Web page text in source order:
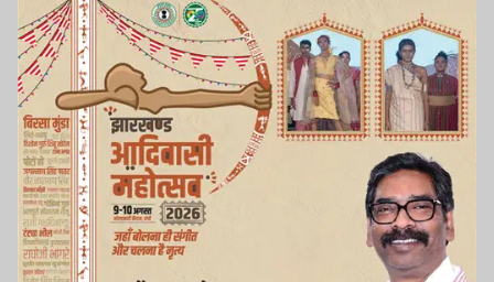
लिमिटेड, शिवा प्रोटेक्शन फोर्स प्राइवेट लिमिटेड,
बलजीत डिटेक्टिव फोर्स, बिरसा सिक्योरिटी एंड
सर्विस सेटलमेंट, रेडर सिक्योरिटी सर्विस प्राइवेट
लिमिटेड तथा कमांडो इंडस्ट्रियल सिक्योरिटी फोर्स
शामिल हैं.
झारखंड न्यूज़